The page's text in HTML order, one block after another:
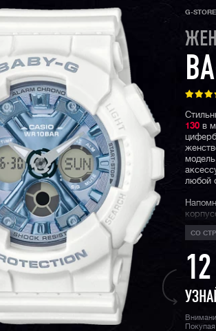
G-STORE
130 в
любой
этом
СО